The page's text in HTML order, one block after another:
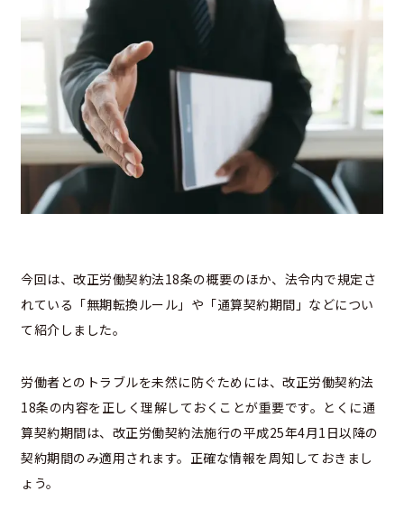
今回は、改正労働契約法18条の概要のほか、法令内で規定さ
れている「無期転換ルール」や「通算契約期間」などについ
て紹介しました。
労働者とのトラブルを未然に防ぐためには、改正労働契約法
18条の内容を正しく理解しておくことが重要です。とくに通
算契約期間は、改正労働契約法施行の平成25年4月1日以降の
契約期間のみ適用されます。正確な情報を周知しておきまし
ょう。